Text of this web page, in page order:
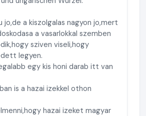
jo,de a kiszolgalas nagyon jo,mert
a vasarlokkal szemben
sziven viseli,hogy
legyen.
egy kis honi darab itt van
is a hazai izekkel othon
hazai izeket magyar